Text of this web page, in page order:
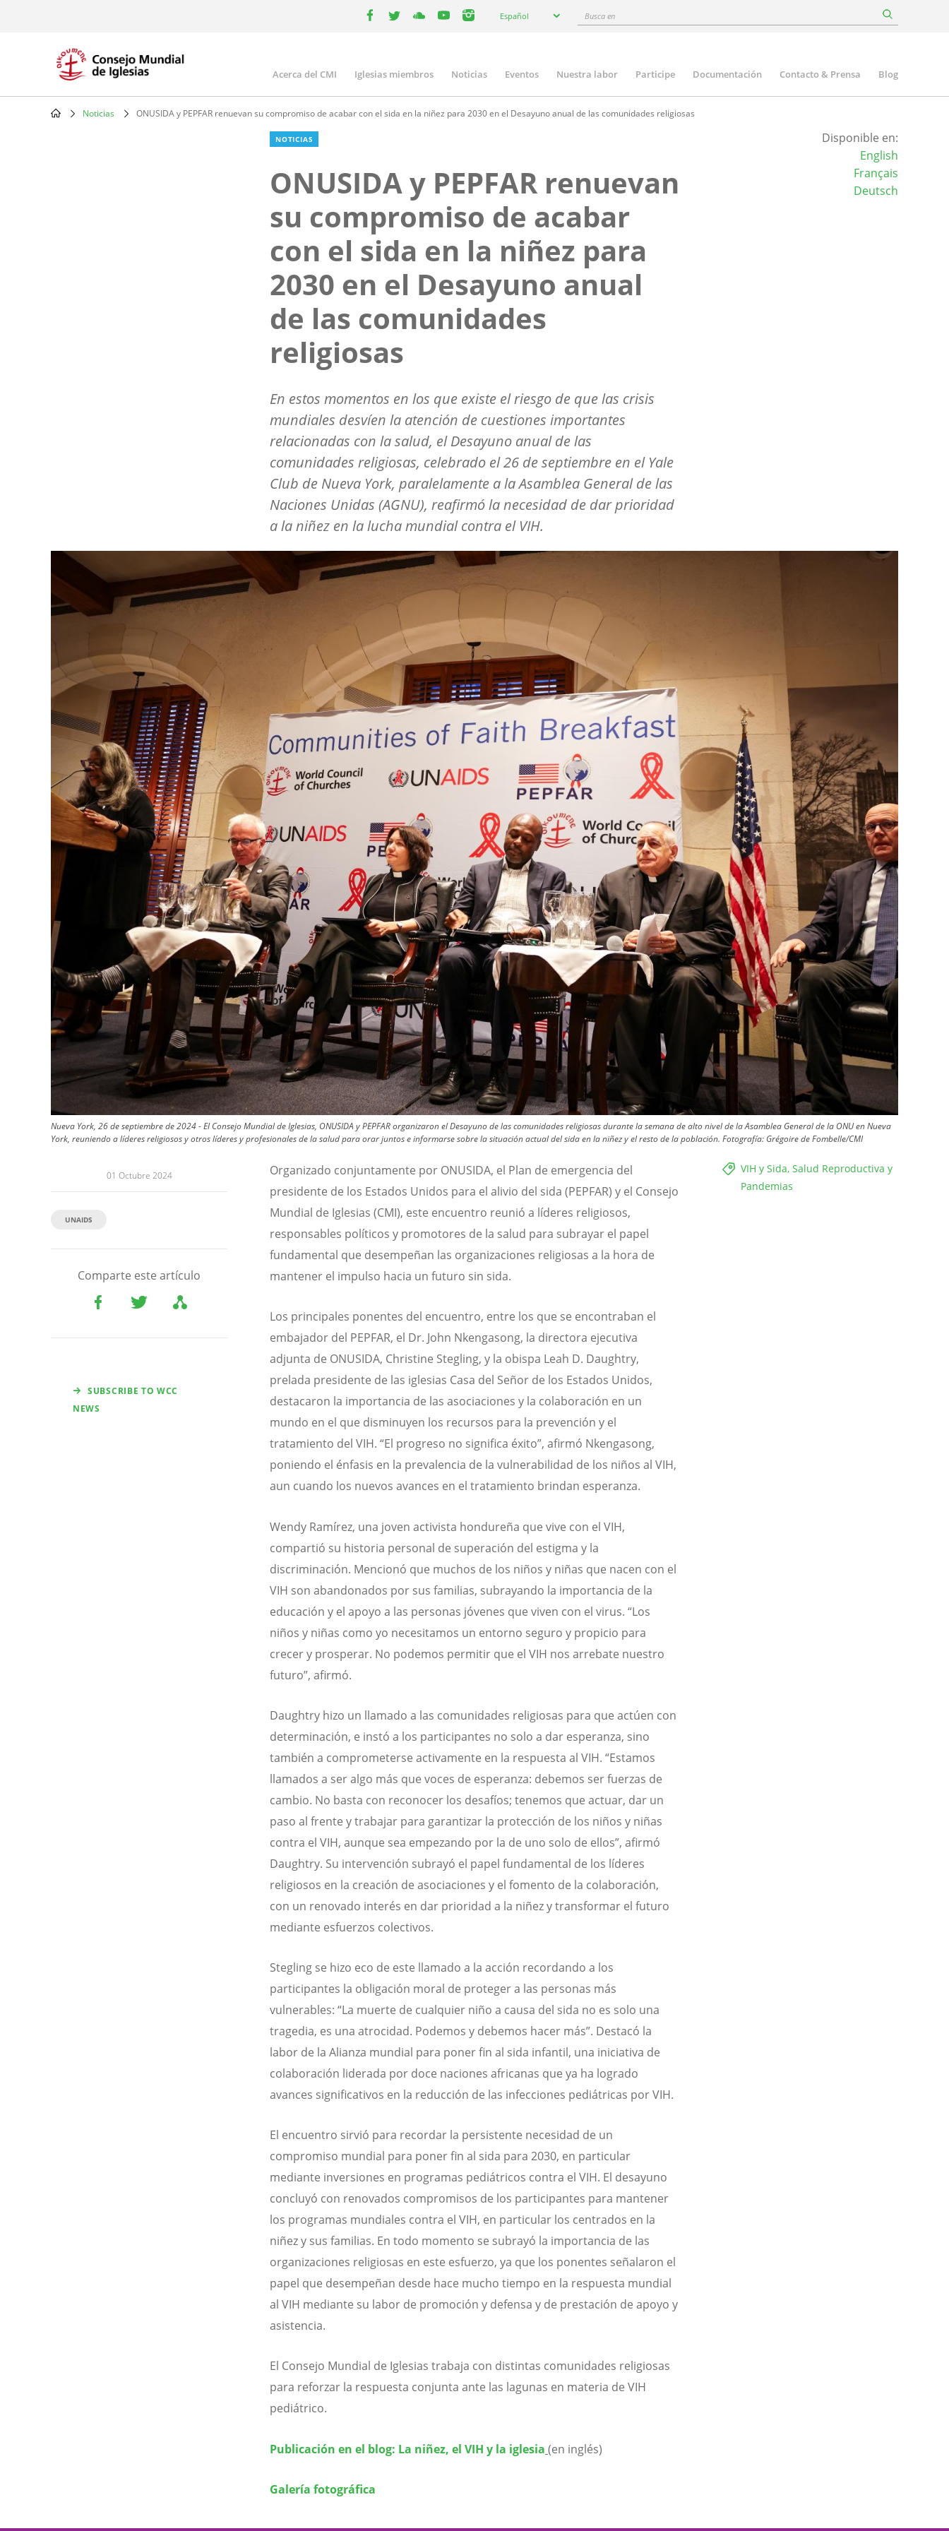
your
Español
Busca
Main
navigation
Acerca del CMI Iglesias miembros Noticias Eventos Nuestra labor Participe Documentación Contacto & Prensa Blog
Noticias ONUSIDA y PEPFAR renuevan su compromiso de acabar con el sida en la niñez para 2030 en el Desayuno anual de las comunidades religiosas
NOTICIAS
ONUSIDA y PEPFAR renuevan
su compromiso de acabar
con el sida en la niñez para
2030 en el Desayuno anual
de las comunidades
religiosas
En estos momentos en los que existe el riesgo de que las crisis
mundiales desvíen la atención de cuestiones importantes
relacionadas con la salud, el Desayuno anual de las
comunidades religiosas, celebrado el 26 de septiembre en el Yale
Club de Nueva York, paralelamente a la Asamblea General de las
Naciones Unidas (AGNU), reafirmó la necesidad de dar prioridad
a la niñez en la lucha mundial contra el VIH.
Disponible en:
English
Français
Deutsch
Image
Nueva York, 26 de septiembre de 2024 - El Consejo Mundial de Iglesias, ONUSIDA y PEPFAR organizaron el Desayuno de las comunidades religiosas durante la semana de alto nivel de la Asamblea General de la ONU en Nueva
York, reuniendo a líderes religiosos y otros líderes y profesionales de la salud para orar juntos e informarse sobre la situación actual del sida en la niñez y el resto de la población. Fotografía: Grégoire de Fombelle/CMI
01 Octubre 2024
UNAIDS
Comparte este artículo
SUBSCRIBE TO WCC
NEWS
VIH y Sida, Salud Reproductiva y
Pandemias
Organizado conjuntamente por ONUSIDA, el Plan de emergencia del
presidente de los Estados Unidos para el alivio del sida (PEPFAR) y el Consejo
Mundial de Iglesias (CMI), este encuentro reunió a líderes religiosos,
responsables políticos y promotores de la salud para subrayar el papel
fundamental que desempeñan las organizaciones religiosas a la hora de
mantener el impulso hacia un futuro sin sida.
Los principales ponentes del encuentro, entre los que se encontraban el
embajador del PEPFAR, el Dr. John Nkengasong, la directora ejecutiva
adjunta de ONUSIDA, Christine Stegling, y la obispa Leah D. Daughtry,
prelada presidente de las iglesias Casa del Señor de los Estados Unidos,
destacaron la importancia de las asociaciones y la colaboración en un
mundo en el que disminuyen los recursos para la prevención y el
tratamiento del VIH. “El progreso no significa éxito”, afirmó Nkengasong,
poniendo el énfasis en la prevalencia de la vulnerabilidad de los niños al VIH,
aun cuando los nuevos avances en el tratamiento brindan esperanza.
Wendy Ramírez, una joven activista hondureña que vive con el VIH,
compartió su historia personal de superación del estigma y la
discriminación. Mencionó que muchos de los niños y niñas que nacen con el
VIH son abandonados por sus familias, subrayando la importancia de la
educación y el apoyo a las personas jóvenes que viven con el virus. “Los
niños y niñas como yo necesitamos un entorno seguro y propicio para
crecer y prosperar. No podemos permitir que el VIH nos arrebate nuestro
futuro”, afirmó.
Daughtry hizo un llamado a las comunidades religiosas para que actúen con
determinación, e instó a los participantes no solo a dar esperanza, sino
también a comprometerse activamente en la respuesta al VIH. “Estamos
llamados a ser algo más que voces de esperanza: debemos ser fuerzas de
cambio. No basta con reconocer los desafíos; tenemos que actuar, dar un
paso al frente y trabajar para garantizar la protección de los niños y niñas
contra el VIH, aunque sea empezando por la de uno solo de ellos”, afirmó
Daughtry. Su intervención subrayó el papel fundamental de los líderes
religiosos en la creación de asociaciones y el fomento de la colaboración,
con un renovado interés en dar prioridad a la niñez y transformar el futuro
mediante esfuerzos colectivos.
Stegling se hizo eco de este llamado a la acción recordando a los
participantes la obligación moral de proteger a las personas más
vulnerables: “La muerte de cualquier niño a causa del sida no es solo una
tragedia, es una atrocidad. Podemos y debemos hacer más”. Destacó la
labor de la Alianza mundial para poner fin al sida infantil, una iniciativa de
colaboración liderada por doce naciones africanas que ya ha logrado
avances significativos en la reducción de las infecciones pediátricas por VIH.
El encuentro sirvió para recordar la persistente necesidad de un
compromiso mundial para poner fin al sida para 2030, en particular
mediante inversiones en programas pediátricos contra el VIH. El desayuno
concluyó con renovados compromisos de los participantes para mantener
los programas mundiales contra el VIH, en particular los centrados en la
niñez y sus familias. En todo momento se subrayó la importancia de las
organizaciones religiosas en este esfuerzo, ya que los ponentes señalaron el
papel que desempeñan desde hace mucho tiempo en la respuesta mundial
al VIH mediante su labor de promoción y defensa y de prestación de apoyo y
asistencia.
El Consejo Mundial de Iglesias trabaja con distintas comunidades religiosas
para reforzar la respuesta conjunta ante las lagunas en materia de VIH
pediátrico.
Publicación en el blog: La niñez, el VIH y la iglesia (en inglés)
Galería fotográfica